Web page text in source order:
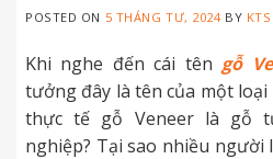
POSTED ON 5 THÁNG TƯ, 2024BY
Khi nghe đến cái tên gỗ
tưởng đây là tên của một
thực tế gỗ Veneer là gỗ
nghiệp? Tại sao nhiều